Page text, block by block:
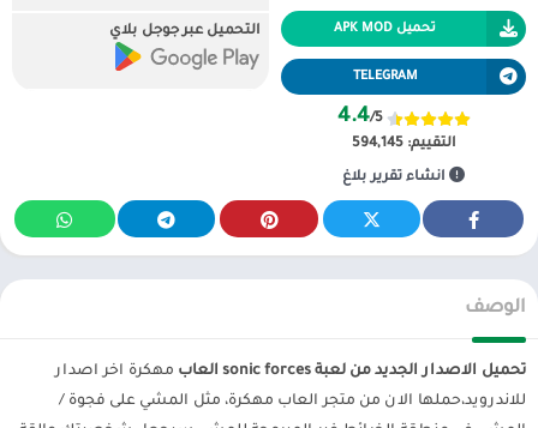
تحميل APK MOD
TELEGRAM
4.4/5
التقييم: 594,145
انشاء تقرير بلاغ
التحميل عبر جوجل بلاي
الوصف
تحميل الاصدار الجديد من لعبة sonic forces العاب
مهكرة اخر اصدار
للاندرويد،حملها الان من متجر العاب مهكرة، مثل المشي على فجوة /